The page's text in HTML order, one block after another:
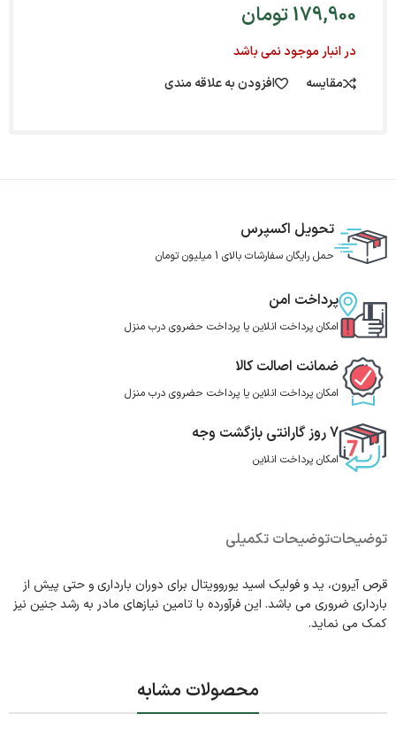
179,900تومان
در انبار موجود نمی باشد
مقایسه
افزودن به علاقه مندی
تحویل اکسپرس
حمل رایگان سفارشات بالای 1 میلیون تومان
پرداخت امن
امکان پرداخت انلاین یا پرداخت حضروی درب منزل
ضمانت اصالت کالا
امکان پرداخت انلاین یا پرداخت حضروی درب منزل
7 روز گارانتی بازگشت وجه
امکان پرداخت انلاین
توضیحاتتوضیحات تکمیلی
قرص آیرون، ید و فولیک اسید یوروویتال برای دوران بارداری و حتی پیش از
بارداری ضروری می باشد. این فرآورده با تامین نیازهای مادر به رشد جنین نیز
کمک می نماید.
محصولات مشابه